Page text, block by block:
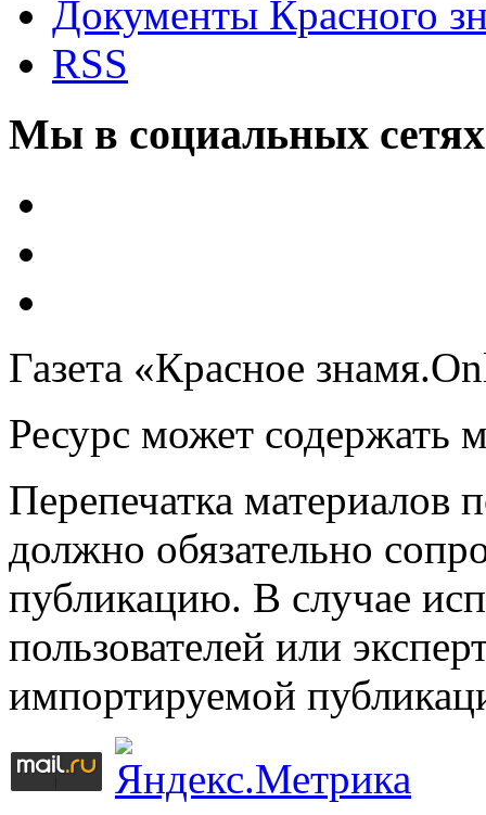
Документы Красного
RSS
Мы в социальных сетях
Газета «Красное
Ресурс может содержать
Перепечатка материалов
должно обязательно
публикацию. В случае
пользователей или
импортируемой